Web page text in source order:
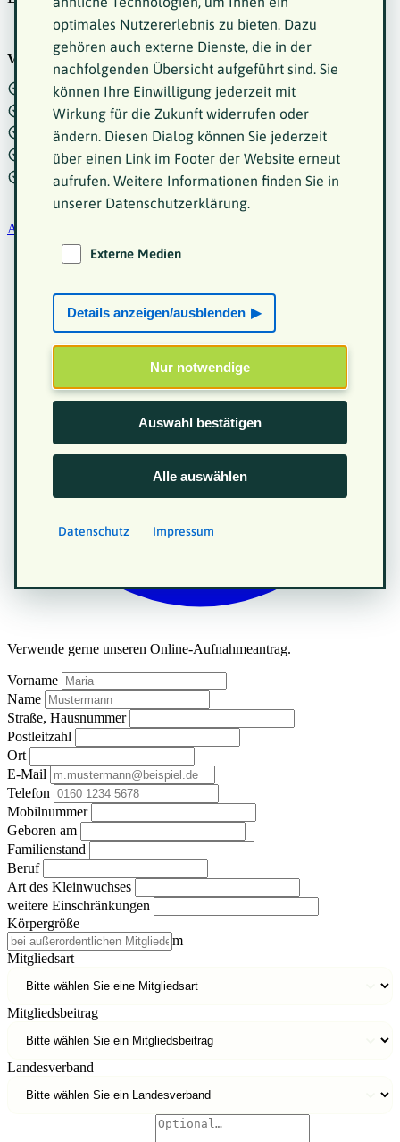
Vorteile einer Mitgliedschaft beim VKM
Förderung der Selbsthilfe und gegenseitiger Unterstützung
Einsatz für Inklusion und Abbau von Barrieren
Zugang zu speziellen Informationen und Hilfsmitteln
Teilnahme an Veranstaltungen und Treffen
Politische Vertretung von Interessen kleinwüchsiger Menschen
Aufnahmeantrag als PDF
Verwende gerne unseren Online-Aufnahmeantrag.
Vorname
Name
Straße, Hausnummer
Postleitzahl
Ort
E-Mail
Telefon
Mobilnummer
Geboren am
Familienstand
Beruf
Art des Kleinwuchses
weitere Einschränkungen
Körpergröße
m
Mitgliedsart
Mitgliedsbeitrag
Landesverband
optimales Nutzererlebnis zu bieten. Dazu
gehören auch externe Dienste, die in der
nachfolgenden Übersicht aufgeführt sind. Sie
können Ihre Einwilligung jederzeit mit
Wirkung für die Zukunft widerrufen oder
ändern. Diesen Dialog können Sie jederzeit
über einen Link im Footer der Website erneut
aufrufen. Weitere Informationen finden Sie in
unserer Datenschutzerklärung.
Externe Medien
Details anzeigen/ausblenden
Nur notwendige
Auswahl bestätigen
Alle auswählen
Datenschutz Impressum